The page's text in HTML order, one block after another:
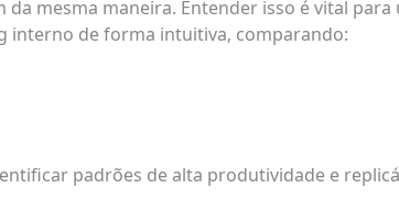
mesma maneira. Entender isso é vital
interno de forma intuitiva, comparando:
padrões de alta produtividade e